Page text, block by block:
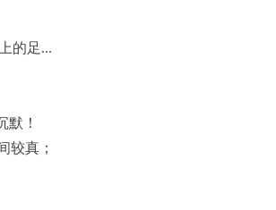
的足...
默！
较真；